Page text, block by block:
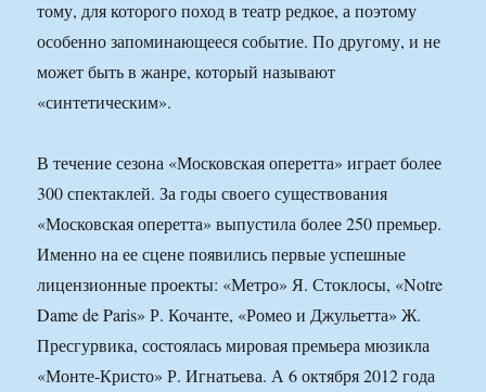
тому, для которого поход в театр редкое, а поэтому
особенно запоминающееся событие. По другому, и не
может быть в жанре, который называют
«синтетическим».
В течение сезона «Московская оперетта» играет более
300 спектаклей. За годы своего существования
«Московская оперетта» выпустила более 250 премьер.
Именно на ее сцене появились первые успешные
лицензионные проекты: «Метро» Я. Стоклосы, «Notre
Dame de Paris» Р. Кочанте, «Ромео и Джульетта» Ж.
Пресгурвика, состоялась мировая премьера мюзикла
«Монте-Кристо» Р. Игнатьева. А 6 октября 2012 года